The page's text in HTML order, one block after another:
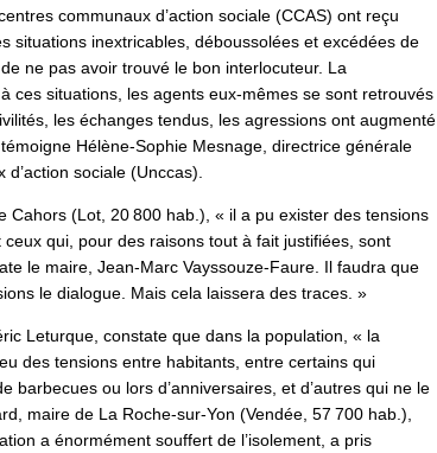
communaux d’action sociale (CCAS) ont reçu
situations inextricables, déboussolées et excédées de
ne pas avoir trouvé le bon interlocuteur. La
ces situations, les agents eux-mêmes se sont retrouvés
les échanges tendus, les agressions ont augmenté
Hélène-Sophie Mesnage, directrice générale
sociale (Unccas).
Cahors (Lot, 20 800 hab.), « il a pu exister des tensions
qui, pour des raisons tout à fait justifiées, sont
le maire, Jean-Marc Vayssouze-Faure. Il faudra que
le dialogue. Mais cela laissera des traces. »
Leturque, constate que dans la population, « la
des tensions entre habitants, entre certains qui
barbecues ou lors d’anniversaires, et d’autres qui ne le
maire de La Roche-sur-Yon (Vendée, 57 700 hab.),
a énormément souffert de l’isolement, a pris